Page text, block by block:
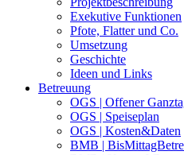
Exekutive Funktionen
Pfote, Flatter und Co.
Umsetzung
Geschichte
Ideen und Links
Betreuung
OGS | Offener
OGS | Speiseplan
OGS | Kosten&Daten
BMB |